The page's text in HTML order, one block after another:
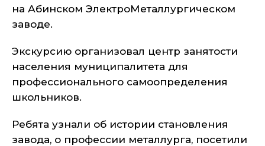
на Абинском ЭлектроМеталлургическом
заводе.
Экскурсию организовал центр занятости
населения муниципалитета для
профессионального самоопределения
школьников.
Ребята узнали об истории становления
завода, о профессии металлурга, посетили